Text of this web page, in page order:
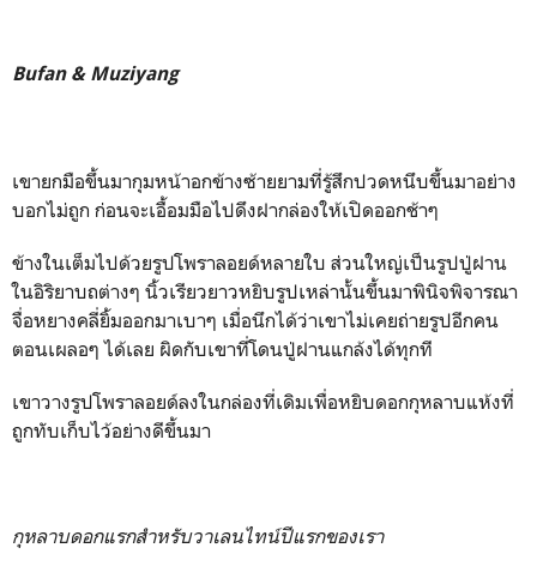
Bufan & Muziyang
เขายกมือขึ้นมากุมหน้าอกข้างซ้ายยามที่รู้สึกปวดหนึบขึ้นมาอย่าง
บอกไม่ถูก ก่อนจะเอื้อมมือไปดึงฝากล่องให้เปิดออกช้าๆ
ข้างในเต็มไปด้วยรูปโพราลอยด์หลายใบ ส่วนใหญ่เป็นรูปปู่ฝาน
ในอิริยาบถต่างๆ นิ้วเรียวยาวหยิบรูปเหล่านั้นขึ้นมาพินิจพิจารณา
จื่อหยางคลี่ยิ้มออกมาเบาๆ เมื่อนึกได้ว่าเขาไม่เคยถ่ายรูปอีกคน
ตอนเผลอๆ ได้เลย ผิดกับเขาที่โดนปู่ฝานแกล้งได้ทุกที
เขาวางรูปโพราลอยด์ลงในกล่องที่เดิมเพื่อหยิบดอกกุหลาบแห้งที่
ถูกทับเก็บไว้อย่างดีขึ้นมา
กุหลาบดอกแรกสำหรับวาเลนไทน์ปีแรกของเรา